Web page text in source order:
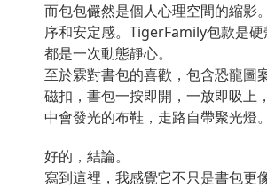
而包包儼然是個人心理空間的縮影
序和安定感。TigerFamily包款是
都是一次動態靜心。
至於霖對書包的喜歡，包含恐龍圖
磁扣，書包一按即開，一放即吸上
中會發光的布鞋，走路自帶聚光燈
好的，結論。
寫到這裡，我感覺它不只是書包更